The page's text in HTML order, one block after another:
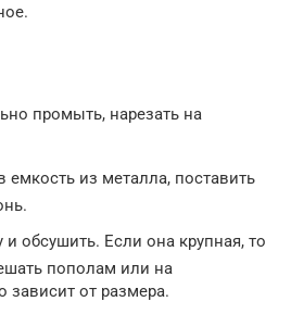
промыть, нарезать на
емкость из металла, поставить
обсушить. Если она крупная, то
пополам или на
зависит от размера.